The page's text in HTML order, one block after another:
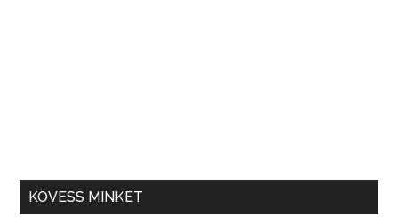
KÖVESS MINKET